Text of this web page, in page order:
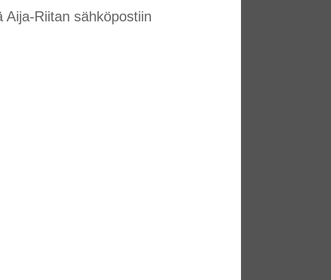
Riitan sähköpostiin